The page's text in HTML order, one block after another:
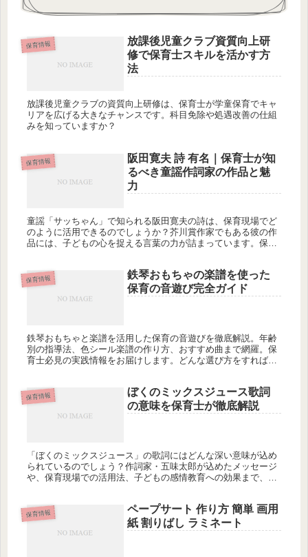
保育情報
放課後児童クラブ資質向上研
修で保育士スキルを活かす方
法
放課後児童クラブの資質向上研修は、保育士が学童保育でキャ
リアを広げる大きなチャンスです。科目免除や処遇改善の仕組
みを知っていますか？
保育情報
阪田寛夫 詩 有名｜保育士が知
るべき童謡作詞家の作品と魅
力
童謡「サッちゃん」で知られる阪田寛夫の詩は、保育現場でど
のように活用できるのでしょうか？芥川賞作家でもある彼の作
品には、子どもの心を捉える言葉の力が詰まっています。保育
保育情報
鉄琴おもちゃの楽譜を使った
保育の音遊び完全ガイド
鉄琴おもちゃと楽譜を活用した保育の音遊びを徹底解説。年齢
別の指導法、色シール楽譜の作り方、おすすめ曲まで網羅。保
育士必見の実践情報をお届けします。どんな選び方をすれば子
保育情報
ぼくのミックスジュース歌詞
の意味を保育士が徹底解説
「ぼくのミックスジュース」の歌詞にはどんな深い意味が込め
られているのでしょう？作詞家・五味太郎が込めたメッセージ
や、保育現場での活用法、子どもの感情教育への効果まで、保
か？
保育情報
ペープサート 作り方 簡単 画用
紙 割りばし ラミネート